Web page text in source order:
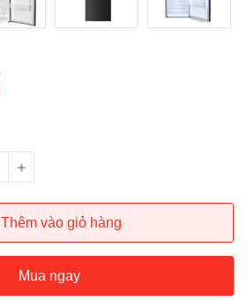
Thêm vào giỏ hàng
Mua ngay